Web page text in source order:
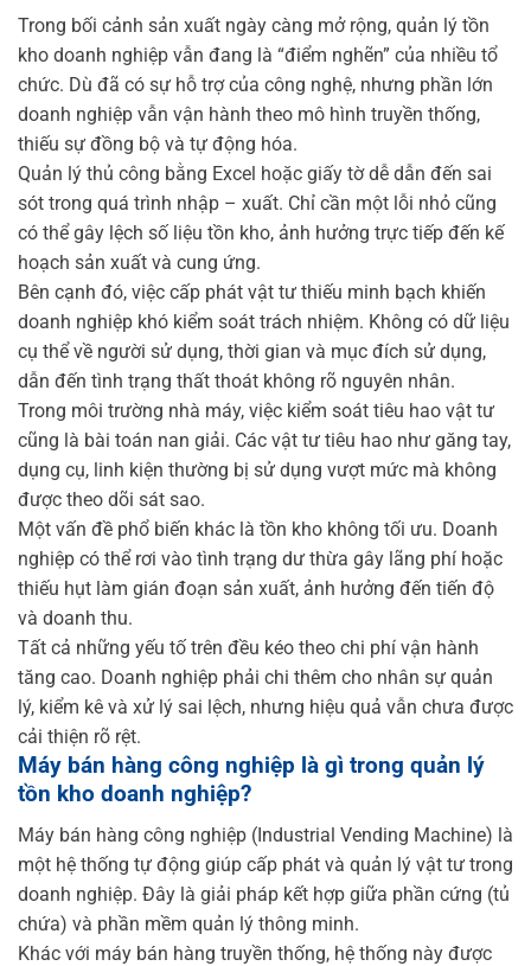
Trong bối cảnh sản xuất ngày càng mở rộng, quản lý tồn
kho doanh nghiệp vẫn đang là “điểm nghẽn” của nhiều tổ
chức. Dù đã có sự hỗ trợ của công nghệ, nhưng phần lớn
doanh nghiệp vẫn vận hành theo mô hình truyền thống,
thiếu sự đồng bộ và tự động hóa.
Quản lý thủ công bằng Excel hoặc giấy tờ dễ dẫn đến sai
sót trong quá trình nhập – xuất. Chỉ cần một lỗi nhỏ cũng
có thể gây lệch số liệu tồn kho, ảnh hưởng trực tiếp đến kế
hoạch sản xuất và cung ứng.
Bên cạnh đó, việc cấp phát vật tư thiếu minh bạch khiến
doanh nghiệp khó kiểm soát trách nhiệm. Không có dữ liệu
cụ thể về người sử dụng, thời gian và mục đích sử dụng,
dẫn đến tình trạng thất thoát không rõ nguyên nhân.
Trong môi trường nhà máy, việc kiểm soát tiêu hao vật tư
cũng là bài toán nan giải. Các vật tư tiêu hao như găng tay,
dụng cụ, linh kiện thường bị sử dụng vượt mức mà không
được theo dõi sát sao.
Một vấn đề phổ biến khác là tồn kho không tối ưu. Doanh
nghiệp có thể rơi vào tình trạng dư thừa gây lãng phí hoặc
thiếu hụt làm gián đoạn sản xuất, ảnh hưởng đến tiến độ
và doanh thu.
Tất cả những yếu tố trên đều kéo theo chi phí vận hành
tăng cao. Doanh nghiệp phải chi thêm cho nhân sự quản
lý, kiểm kê và xử lý sai lệch, nhưng hiệu quả vẫn chưa được
cải thiện rõ rệt.
Máy bán hàng công nghiệp là gì trong quản lý
tồn kho doanh nghiệp?
Máy bán hàng công nghiệp (Industrial Vending Machine) là
một hệ thống tự động giúp cấp phát và quản lý vật tư trong
doanh nghiệp. Đây là giải pháp kết hợp giữa phần cứng (tủ
chứa) và phần mềm quản lý thông minh.
Khác với máy bán hàng truyền thống, hệ thống này được